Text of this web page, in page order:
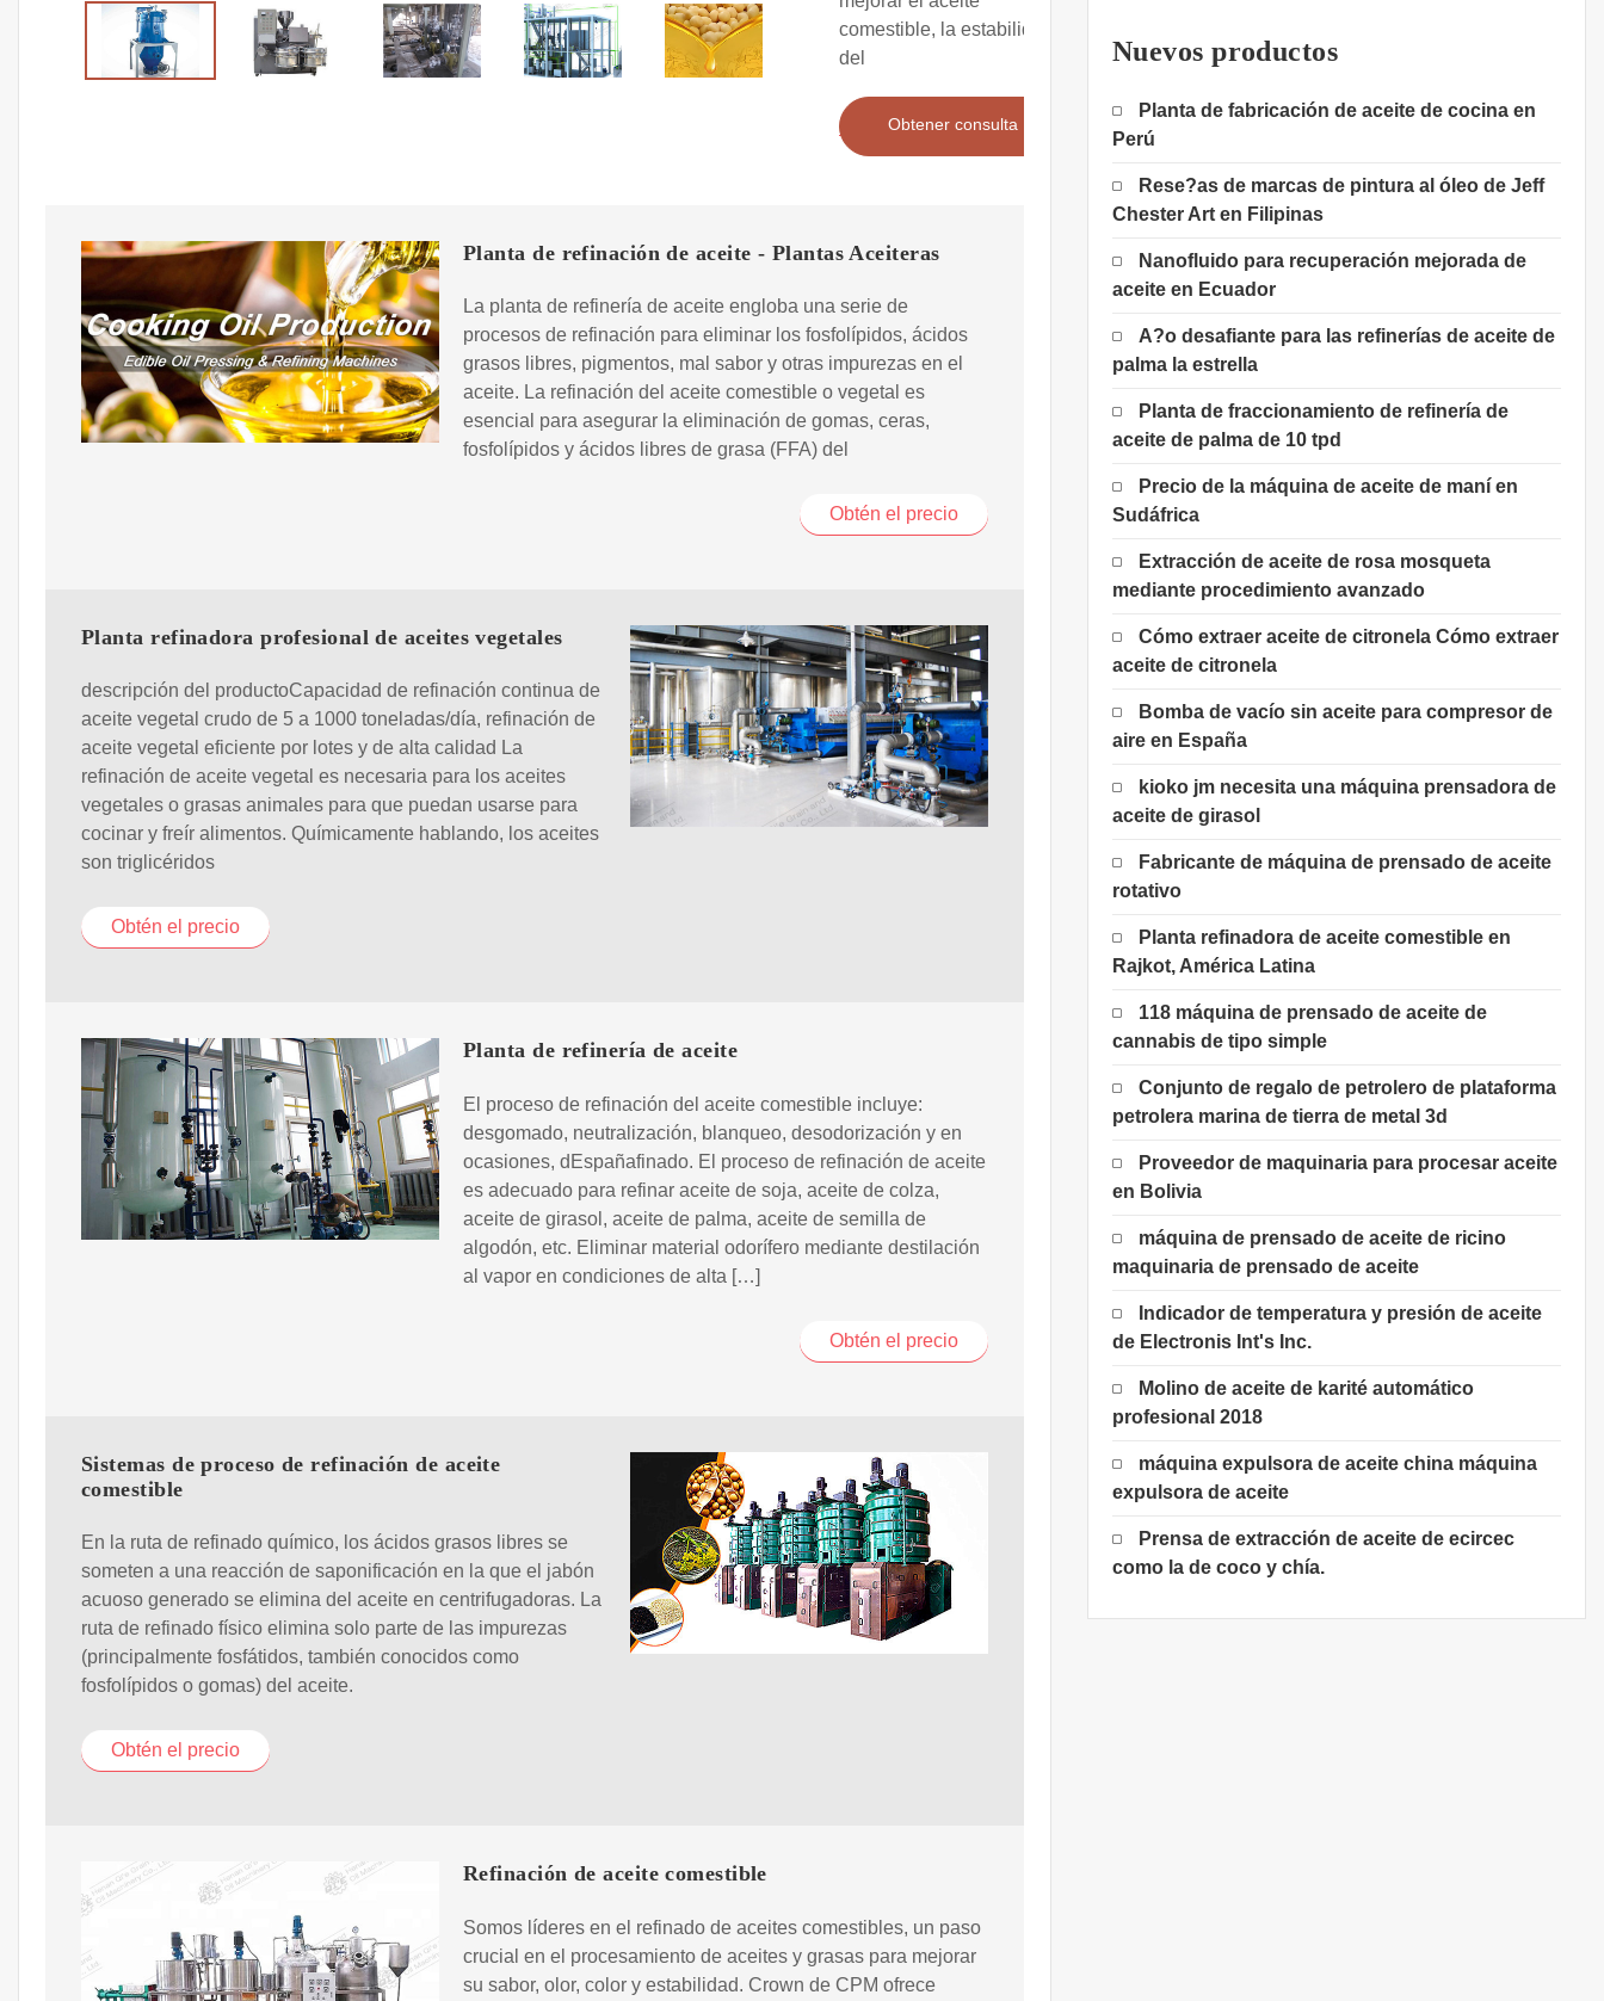
comestible, la estabilidad
del
Obtener consulta
Planta de refinación de aceite - Plantas Aceiteras
La planta de refinería de aceite engloba una serie de
procesos de refinación para eliminar los fosfolípidos, ácidos
grasos libres, pigmentos, mal sabor y otras impurezas en el
aceite. La refinación del aceite comestible o vegetal es
esencial para asegurar la eliminación de gomas, ceras,
fosfolípidos y ácidos libres de grasa (FFA) del
Obtén el precio
Planta refinadora profesional de aceites vegetales
descripción del productoCapacidad de refinación continua de
aceite vegetal crudo de 5 a 1000 toneladas/día, refinación de
aceite vegetal eficiente por lotes y de alta calidad La
refinación de aceite vegetal es necesaria para los aceites
vegetales o grasas animales para que puedan usarse para
cocinar y freír alimentos. Químicamente hablando, los aceites
son triglicéridos
Obtén el precio
Planta de refinería de aceite
El proceso de refinación del aceite comestible incluye:
desgomado, neutralización, blanqueo, desodorización y en
ocasiones, dEspañafinado. El proceso de refinación de aceite
es adecuado para refinar aceite de soja, aceite de colza,
aceite de girasol, aceite de palma, aceite de semilla de
algodón, etc. Eliminar material odorífero mediante destilación
al vapor en condiciones de alta […]
Obtén el precio
Sistemas de proceso de refinación de aceite
comestible
En la ruta de refinado químico, los ácidos grasos libres se
someten a una reacción de saponificación en la que el jabón
acuoso generado se elimina del aceite en centrifugadoras. La
ruta de refinado físico elimina solo parte de las impurezas
(principalmente fosfátidos, también conocidos como
fosfolípidos o gomas) del aceite.
Obtén el precio
Refinación de aceite comestible
Somos líderes en el refinado de aceites comestibles, un paso
crucial en el procesamiento de aceites y grasas para mejorar
su sabor, olor, color y estabilidad. Crown de CPM ofrece
Nuevos productos
Planta de fabricación de aceite de cocina en
Perú
Rese?as de marcas de pintura al óleo de Jeff
Chester Art en Filipinas
Nanofluido para recuperación mejorada de
aceite en Ecuador
A?o desafiante para las refinerías de aceite de
palma la estrella
Planta de fraccionamiento de refinería de
aceite de palma de 10 tpd
Precio de la máquina de aceite de maní en
Sudáfrica
Extracción de aceite de rosa mosqueta
mediante procedimiento avanzado
Cómo extraer aceite de citronela Cómo extraer
aceite de citronela
Bomba de vacío sin aceite para compresor de
aire en España
kioko jm necesita una máquina prensadora de
aceite de girasol
Fabricante de máquina de prensado de aceite
rotativo
Planta refinadora de aceite comestible en
Rajkot, América Latina
118 máquina de prensado de aceite de
cannabis de tipo simple
Conjunto de regalo de petrolero de plataforma
petrolera marina de tierra de metal 3d
Proveedor de maquinaria para procesar aceite
en Bolivia
máquina de prensado de aceite de ricino
maquinaria de prensado de aceite
Indicador de temperatura y presión de aceite
de Electronis Int's Inc.
Molino de aceite de karité automático
profesional 2018
máquina expulsora de aceite china máquina
expulsora de aceite
Prensa de extracción de aceite de ecircec
como la de coco y chía.